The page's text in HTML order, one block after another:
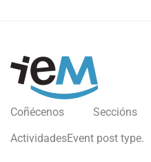
Coñécenos
Seccións
ActividadesEvent post type.